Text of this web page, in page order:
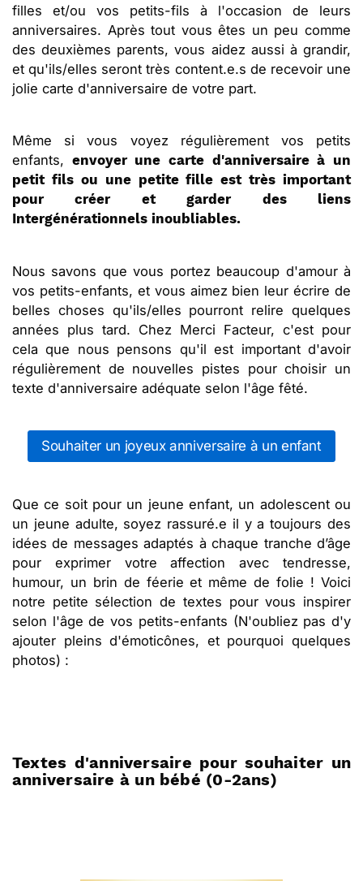
filles et/ou vos petits-fils à l'occasion de leurs
anniversaires. Après tout vous êtes un peu comme
des deuxièmes parents, vous aidez aussi à grandir,
et qu'ils/elles seront très content.e.s de recevoir une
jolie carte d'anniversaire de votre part.
Même si vous voyez régulièrement vos petits
enfants, envoyer une carte d'anniversaire à un
petit fils ou une petite fille est très important
pour créer et garder des liens
Intergénérationnels inoubliables.
Nous savons que vous portez beaucoup d'amour à
vos petits-enfants, et vous aimez bien leur écrire de
belles choses qu'ils/elles pourront relire quelques
années plus tard. Chez Merci Facteur, c'est pour
cela que nous pensons qu'il est important d'avoir
régulièrement de nouvelles pistes pour choisir un
texte d'anniversaire adéquate selon l'âge fêté.
Souhaiter un joyeux anniversaire à un enfant
Que ce soit pour un jeune enfant, un adolescent ou
un jeune adulte, soyez rassuré.e il y a toujours des
idées de messages adaptés à chaque tranche d’âge
pour exprimer votre affection avec tendresse,
humour, un brin de féerie et même de folie ! Voici
notre petite sélection de textes pour vous inspirer
selon l'âge de vos petits-enfants (N'oubliez pas d'y
ajouter pleins d'émoticônes, et pourquoi quelques
photos) :
Textes d'anniversaire pour souhaiter un
anniversaire à un bébé (0-2ans)